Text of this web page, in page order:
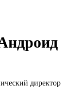
директор